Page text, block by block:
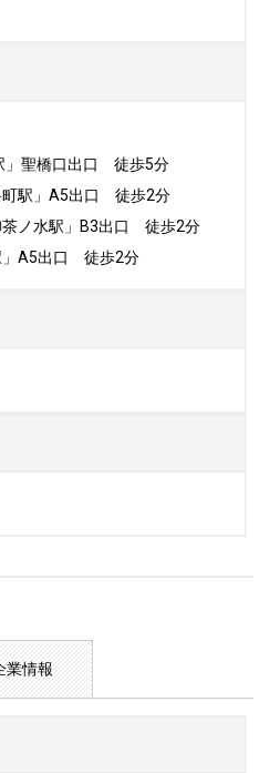
聖橋口出口　徒歩5分
駅」A5出口　徒歩2分
ノ水駅」B3出口　徒歩2分
A5出口　徒歩2分
業情報